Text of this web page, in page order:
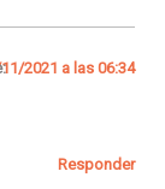
2021 a las 06:34
Responder